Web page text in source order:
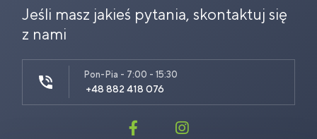
Jeśli masz jakieś pytania, skontaktuj się
z nami
Pon-Pia - 7:00 - 15:30
+48 882 418 076